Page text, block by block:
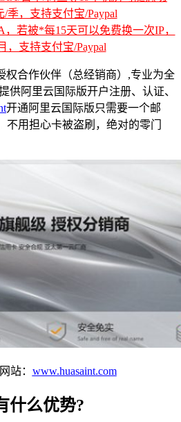
/季，支持支付宝/Paypal
若被*每15天可以免费换一次IP，
，支持支付宝/Paypal
权合作伙伴（总经销商）,专业为全
供阿里云国际版开户注册、认证、
开通阿里云国际版只需要一个邮
不用担心卡被盗刷，绝对的零门
站： www.huasaint.com
什么优势?